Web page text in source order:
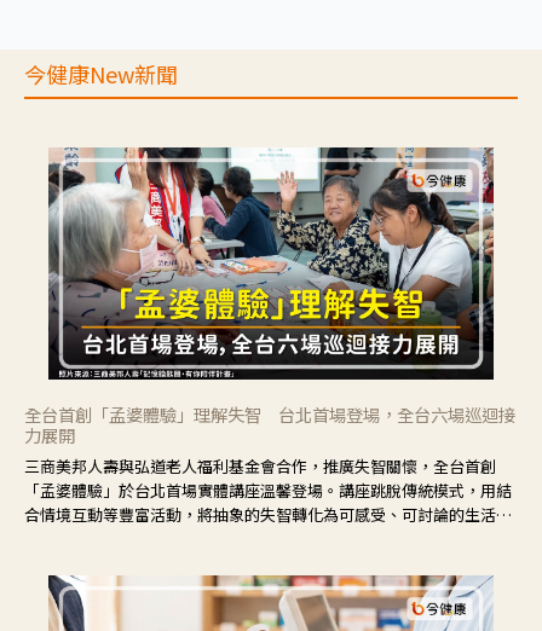
今健康New新聞
全台首創「孟婆體驗」理解失智 台北首場登場，全台六場巡迴接
力展開
三商美邦人壽與弘道老人福利基金會合作，推廣失智關懷，全台首創
「孟婆體驗」於台北首場實體講座溫馨登場。講座跳脫傳統模式，用結
合情境互動等豐富活動，將抽象的失智轉化為可感受、可討論的生活情